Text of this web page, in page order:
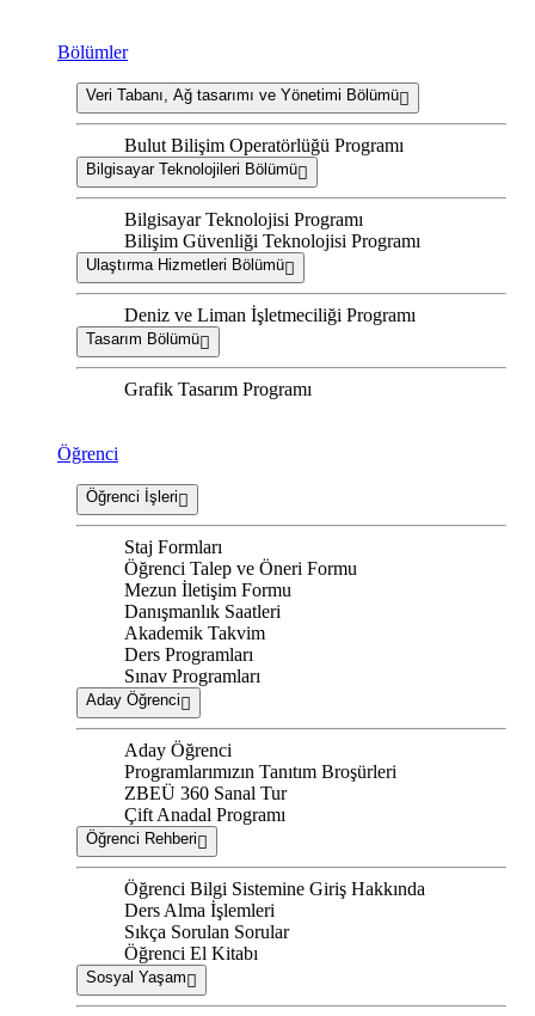
Bölümler
Veri Tabanı, Ağ tasarımı ve Yönetimi Bölümü
Bulut Bilişim Operatörlüğü Programı
Bilgisayar Teknolojileri Bölümü
Bilgisayar Teknolojisi Programı
Bilişim Güvenliği Teknolojisi Programı
Ulaştırma Hizmetleri Bölümü
Deniz ve Liman İşletmeciliği Programı
Tasarım Bölümü
Grafik Tasarım Programı
Öğrenci
Öğrenci İşleri
Staj Formları
Öğrenci Talep ve Öneri Formu
Mezun İletişim Formu
Danışmanlık Saatleri
Akademik Takvim
Ders Programları
Sınav Programları
Aday Öğrenci
Aday Öğrenci
Programlarımızın Tanıtım Broşürleri
ZBEÜ 360 Sanal Tur
Çift Anadal Programı
Öğrenci Rehberi
Öğrenci Bilgi Sistemine Giriş Hakkında
Ders Alma İşlemleri
Sıkça Sorulan Sorular
Öğrenci El Kitabı
Sosyal Yaşam